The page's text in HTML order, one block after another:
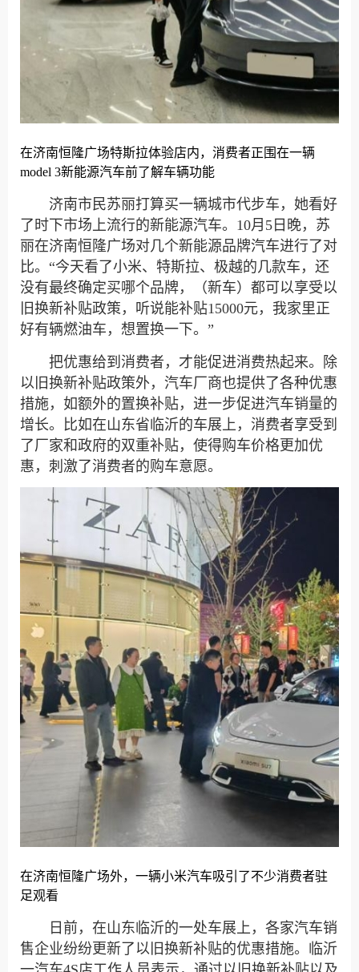
在济南恒隆广场特斯拉体验店内，消费者正围在一辆
model 3新能源汽车前了解车辆功能
济南市民苏丽打算买一辆城市代步车，她看好
了时下市场上流行的新能源汽车。10月5日晚，苏
丽在济南恒隆广场对几个新能源品牌汽车进行了对
比。“今天看了小米、特斯拉、极越的几款车，还
没有最终确定买哪个品牌，（新车）都可以享受以
旧换新补贴政策，听说能补贴15000元，我家里正
好有辆燃油车，想置换一下。”
把优惠给到消费者，才能促进消费热起来。除
以旧换新补贴政策外，汽车厂商也提供了各种优惠
措施，如额外的置换补贴，进一步促进汽车销量的
增长。比如在山东省临沂的车展上，消费者享受到
了厂家和政府的双重补贴，使得购车价格更加优
惠，刺激了消费者的购车意愿。
在济南恒隆广场外，一辆小米汽车吸引了不少消费者驻
足观看
日前，在山东临沂的一处车展上，各家汽车销
售企业纷纷更新了以旧换新补贴的优惠措施。临沂